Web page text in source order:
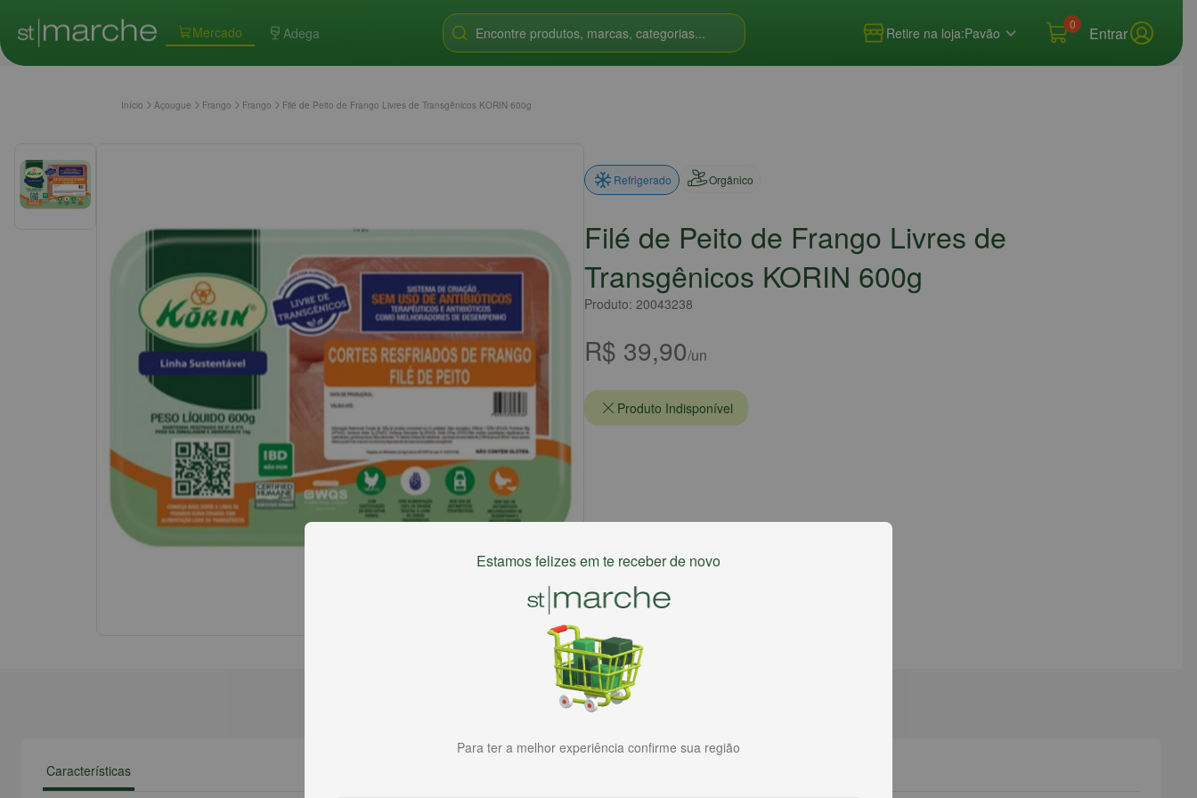
Mercado Adega Encontre produtos, marcas, categorias... Retire na loja:Pavão
0 Entrar
Início Açougue Frango Frango Filé de Peito de Frango Livres de Transgênicos KORIN 600g
Refrigerado Orgânico
Filé de Peito de Frango Livres de
Transgênicos KORIN 600g
Produto: 20043238
R$ 39,90/un
Produto Indisponível
Características
Estamos felizes em te receber de novo
Para ter a melhor experiência confirme sua região